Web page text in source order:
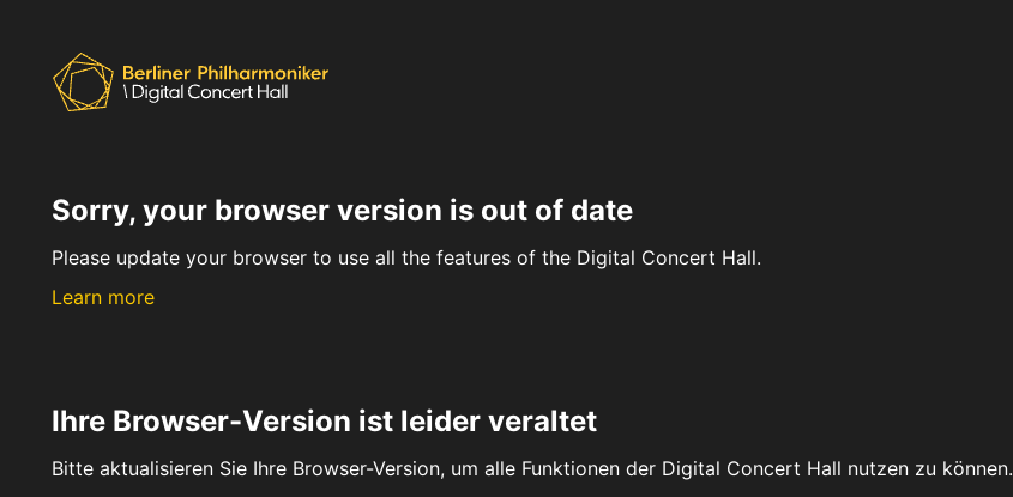
Sorry, your browser version is out of date
Please update your browser to use all the features of the Digital Concert Hall.
Learn more
Ihre Browser-Version ist leider veraltet
Bitte aktualisieren Sie Ihre Browser-Version, um alle Funktionen der Digital Concert Hall nutzen zu können.